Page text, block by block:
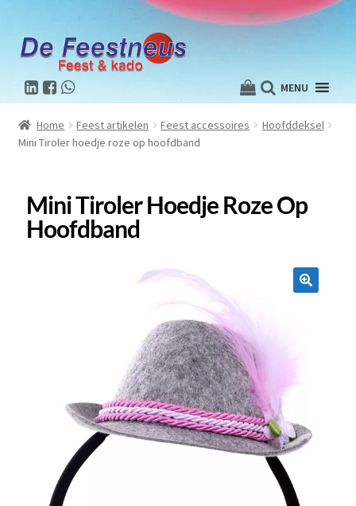
MENU
Home Feest artikelen Feest accessoires
Hoofddeksel
Mini Tiroler hoedje roze op hoofdband
Mini Tiroler Hoedje Roze Op
Hoofdband